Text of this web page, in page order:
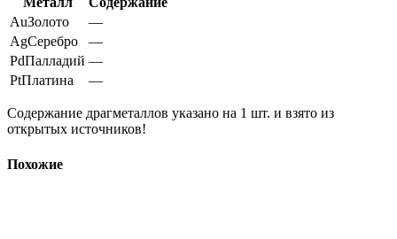
AuЗолото
—
AgСеребро
—
PdПалладий —
PtПлатина —
Содержание драгметаллов указано на 1 шт. и взято из
открытых источников!
Похожие